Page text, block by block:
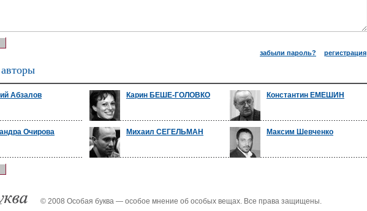
забыли пароль? регистрация
Абзалов Карин БЕШЕ-ГОЛОВКО Константин ЕМЕШИН
Очирова Михаил СЕГЕЛЬМАН Максим Шевченко
© 2008 Особая буква — особое мнение об особых вещах. Все права защищены.